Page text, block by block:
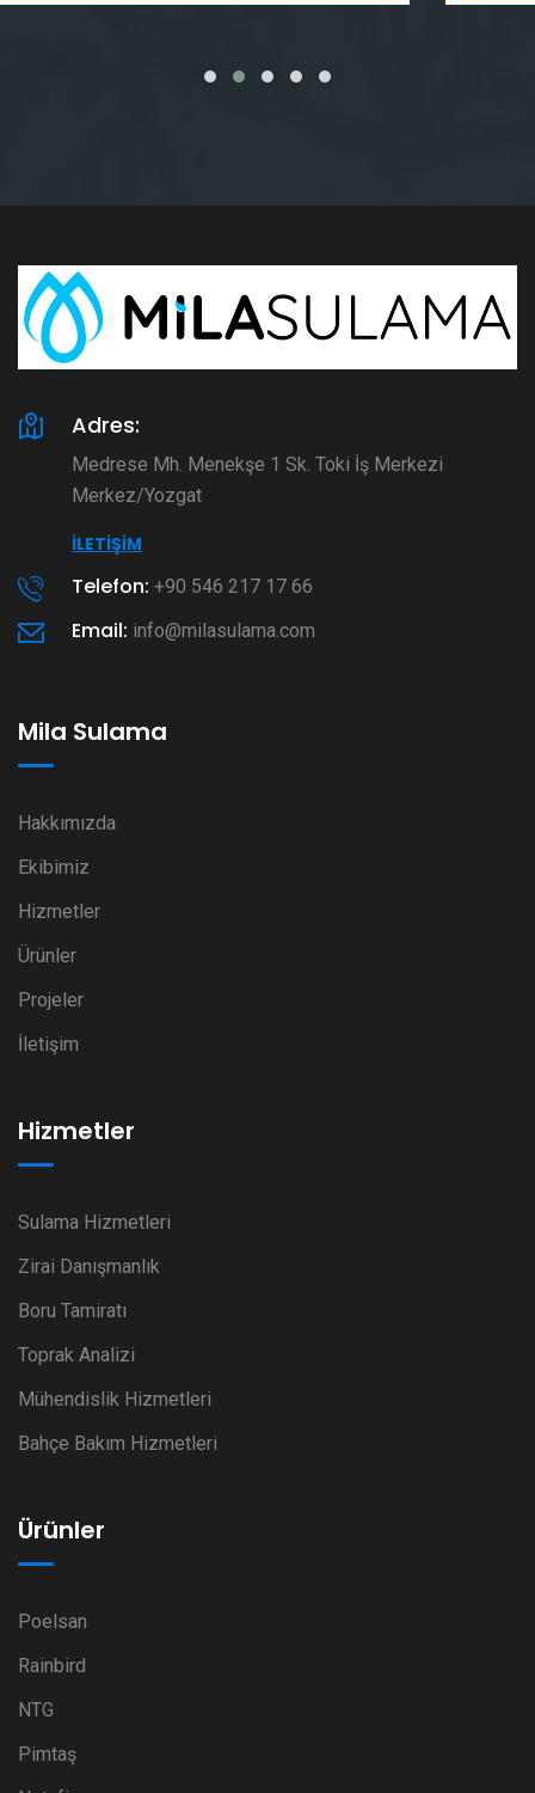
Adres:
Medrese Mh. Menekşe 1 Sk. Toki İş Merkezi
Merkez/Yozgat
İLETIŞIM
Telefon: +90 546 217 17 66
Email: info@milasulama.com
Mila Sulama
Hakkımızda
Ekibimiz
Hizmetler
Ürünler
Projeler
İletişim
Hizmetler
Sulama Hizmetleri
Zirai Danışmanlık
Boru Tamiratı
Toprak Analizi
Mühendislik Hizmetleri
Bahçe Bakım Hizmetleri
Ürünler
Poelsan
Rainbird
NTG
Pimtaş